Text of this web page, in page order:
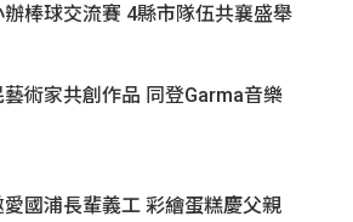
辦棒球交流賽 4縣市隊伍共襄盛舉
藝術家共創作品 同登Garma音樂
愛國浦長輩義工 彩繪蛋糕慶父親